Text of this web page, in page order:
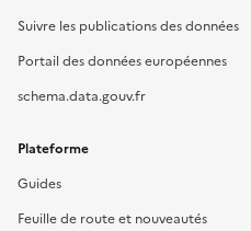
Suivre les publications des données
Portail des données européennes
schema.data.gouv.fr
Plateforme
Guides
Feuille de route et nouveautés